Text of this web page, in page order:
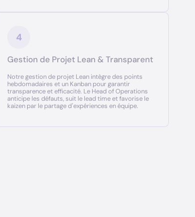
4
Gestion de Projet Lean & Transparent
Notre gestion de projet Lean intègre des points
hebdomadaires et un Kanban pour garantir
transparence et efficacité. Le Head of Operations
anticipe les défauts, suit le lead time et favorise le
kaizen par le partage d’expériences en équipe.